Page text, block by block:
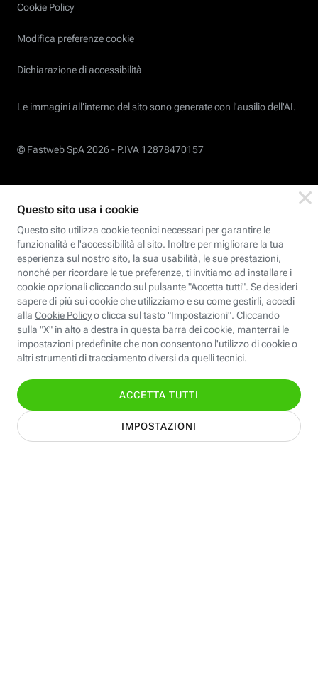
Cookie Policy
Modifica preferenze cookie
Dichiarazione di accessibilità
Le immagini all’interno del sito sono generate con l'ausilio dell'AI.
© Fastweb SpA 2026 - P.IVA 12878470157